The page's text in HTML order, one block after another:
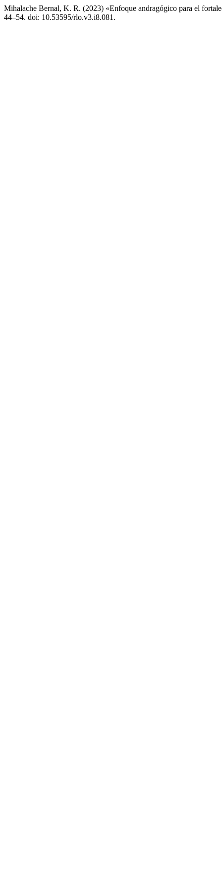
Mihalache Bernal, K. R. (2023) «Enfoque andragógico para el
44–54. doi: 10.53595/rlo.v3.i8.081.